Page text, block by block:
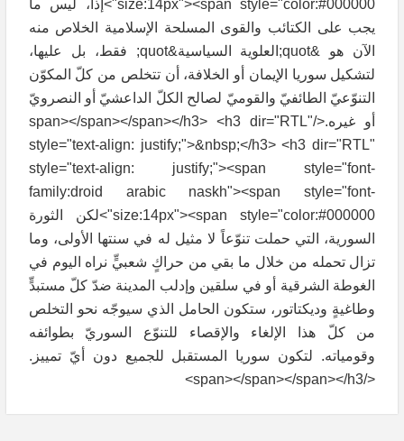
size:14px"><span style="color:#000000">إذاً، ليس ما
يجب على الكتائب والقوى المسلحة الإسلامية الخلاص منه
الآن هو &quot;العلوية السياسية&quot; فقط، بل عليها،
لتشكيل سوريا الإيمان أو الخلافة، أن تتخلص من كلّ المكوّن
التنوّعيّ الطائفيّ والقوميّ لصالح الكلّ الداعشيّ أو النصرويّ
أو غيره.</span></span></span></h3> <h3 dir="RTL"
style="text-align: justify;">&nbsp;</h3> <h3 dir="RTL"
style="text-align: justify;"><span style="font-
family:droid arabic naskh"><span style="font-
size:14px"><span style="color:#000000">لكن الثورة
السورية، التي حملت تنوّعاً لا مثيل له في سنتها الأولى، وما
تزال تحمله من خلال ما بقي من حراكٍ شعبيٍّ نراه اليوم في
الغوطة الشرقية أو في سلقين وإدلب المدينة ضدّ كلّ مستبدٍّ
وطاغيةٍ وديكتاتور، ستكون الحامل الذي سيوجّه نحو التخلص
من كلّ هذا الإلغاء والإقصاء للتنوّع السوريّ بطوائفه
وقومياته. لتكون سوريا المستقبل للجميع دون أيّ تمييز.
</span></span></span></h3>